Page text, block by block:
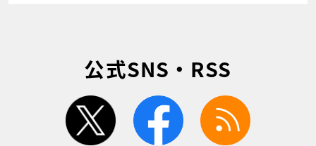
公式SNS・RSS
twitter facebook